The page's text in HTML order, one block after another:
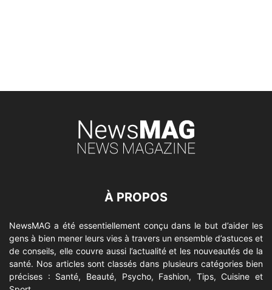
À PROPOS
NewsMAG a été essentiellement conçu dans le but d’aider les
gens à bien mener leurs vies à travers un ensemble d’astuces et
de conseils, elle couvre aussi l’actualité et les nouveautés de la
santé. Nos articles sont classés dans plusieurs catégories bien
précises : Santé, Beauté, Psycho, Fashion, Tips, Cuisine et